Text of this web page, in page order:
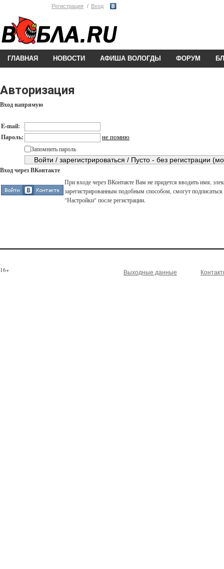
Регистрация Вход
ГЛАВНАЯ НОВОСТИ АФИША ВОЛОГДЫ ФОРУМ
Авторизация
Вход напрямую
E-mail:
Пароль:
не помню
Запомнить пароль
Вход через ВКонтакте
При входе через ВКонтакте Вам не придется вводить имя,
зарегистрированным подобным способом, смогут
"Настройки" после регистрации.
16+ Выходные данные